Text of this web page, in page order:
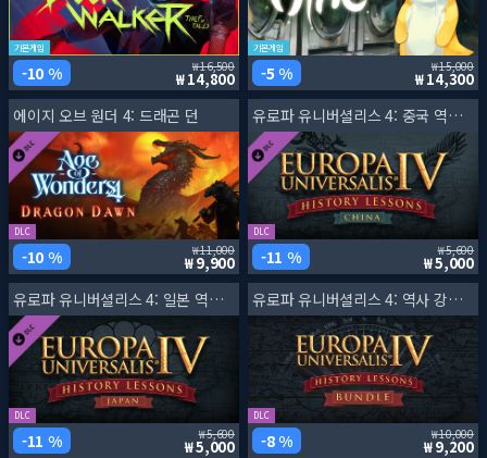
기본게임
10 % 16,500
14,800
기본게임
5 % 15,000
14,300
에이지 오브 원더 4: 드래곤 던
DLC
10 % 11,000
9,900
유로파 유니버셜리스 4: 중국 역사 강의
DLC
11 % 5,600
5,000
유로파 유니버셜리스 4: 일본 역사 강의
DLC
11 % 5,600
5,000
유로파 유니버셜리스 4: 역사 강의 번들
DLC
8 % 10,000
9,200